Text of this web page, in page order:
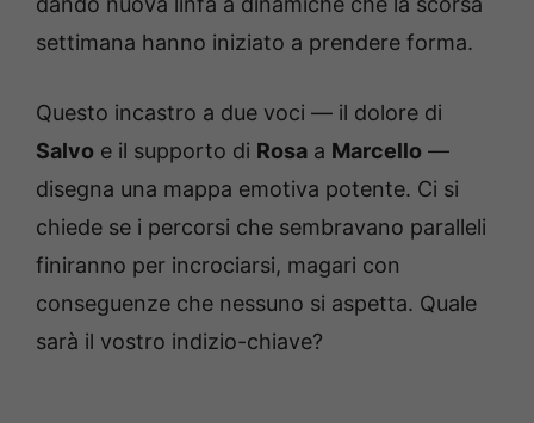
settimana hanno iniziato a prendere forma.
Questo incastro a due voci — il dolore di
Salvo e il supporto di Rosa a Marcello —
disegna una mappa emotiva potente. Ci si
chiede se i percorsi che sembravano paralleli
finiranno per incrociarsi, magari con
conseguenze che nessuno si aspetta. Quale
sarà il vostro indizio-chiave?